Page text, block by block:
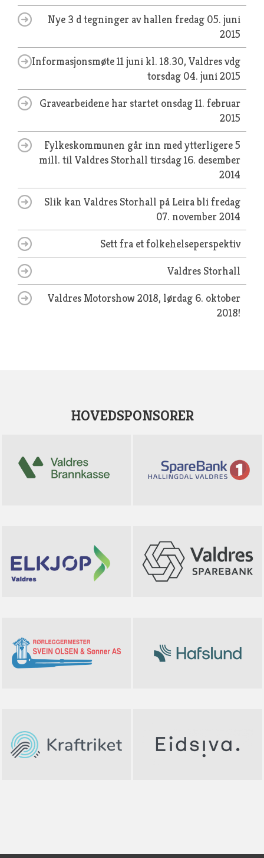
Nye 3 d tegninger av hallen fredag 05. juni
2015
Informasjonsmøte 11 juni kl. 18.30, Valdres vdg
torsdag 04. juni 2015
Gravearbeidene har startet onsdag 11. februar
2015
Fylkeskommunen går inn med ytterligere 5
mill. til Valdres Storhall tirsdag 16. desember
2014
Slik kan Valdres Storhall på Leira blifredag
07. november 2014
Sett fra et folkehelseperspektiv
Valdres Storhall
Valdres Motorshow 2018, lørdag 6. oktober
2018!
HOVEDSPONSORER